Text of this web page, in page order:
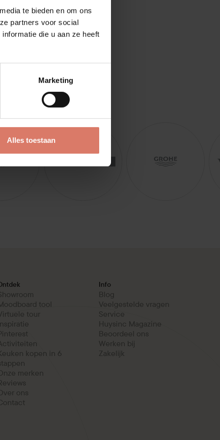
te bieden en om ons
partners voor social
die u aan ze heeft
Marketing
Alles toestaan
tool
tour
kopen in 6
merken
ons
Info
Blog
Veelgestelde vragen
Service
Huysinc Magazine
Beoordeel ons
Werken bij
Zakelijk